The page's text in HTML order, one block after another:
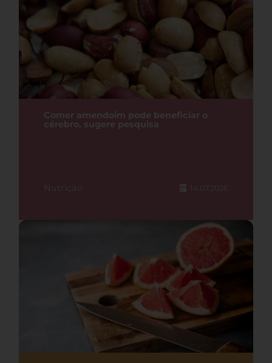
Comer amendoim pode beneficiar o
cérebro, sugere pesquisa
Nutrição 14.07.2026